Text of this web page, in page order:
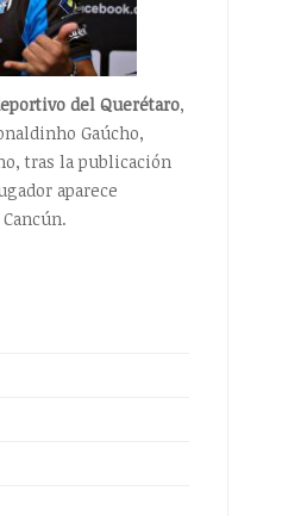
del Querétaro,
Gaúcho,
tras la publicación
aparece